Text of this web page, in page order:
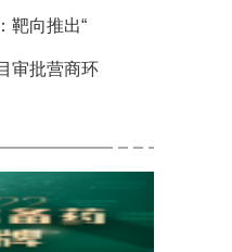
靶向推出“
审批营商环